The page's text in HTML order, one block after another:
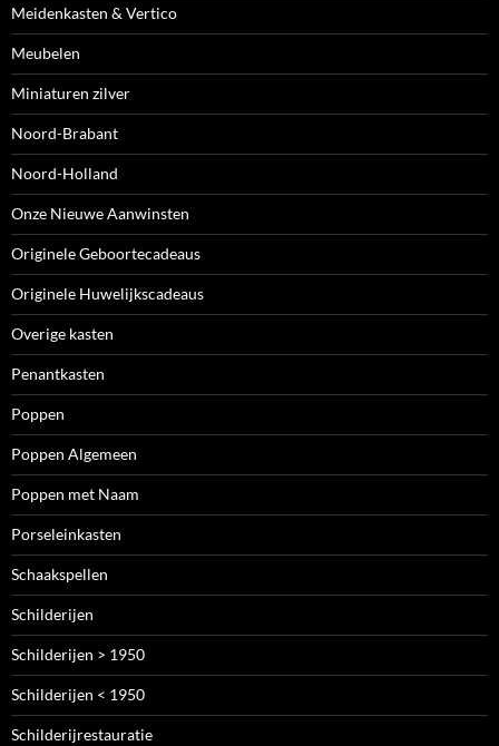
Meidenkasten & Vertico
Meubelen
Miniaturen zilver
Noord-Brabant
Noord-Holland
Onze Nieuwe Aanwinsten
Originele Geboortecadeaus
Originele Huwelijkscadeaus
Overige kasten
Penantkasten
Poppen
Poppen Algemeen
Poppen met Naam
Porseleinkasten
Schaakspellen
Schilderijen
Schilderijen > 1950
Schilderijen < 1950
Schilderijrestauratie